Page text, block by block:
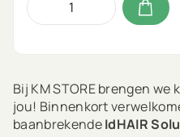
Bij KM STORE brengen
jou! Binnenkort
baanbrekendeIdHAIR